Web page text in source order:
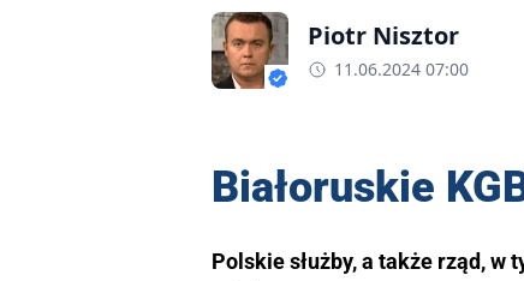
Piotr Nisztor
11.06.2024 07:00
Białoruskie
Polskie służby, a także rząd,